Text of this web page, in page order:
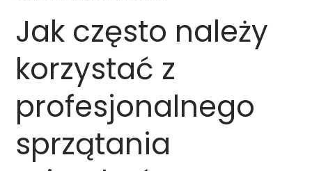
Jak często należy
korzystać z
profesjonalnego
sprzątania